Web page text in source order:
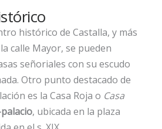
histórico de Castalla, y más
calle Mayor, se pueden
señoriales con su escudo
Otro punto destacado de
es la Casa Roja o Casa
, ubicada en la plaza